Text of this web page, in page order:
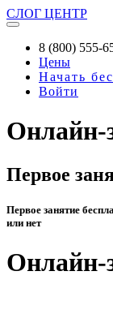
СЛОГ ЦЕНТР
8 (800) 555-
Цены
Начать
Войти
Онлайн-
Первое
Первое занятие
или нет
Онлайн-